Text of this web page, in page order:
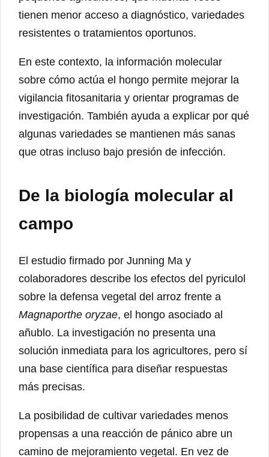
tienen menor acceso a diagnóstico, variedades
resistentes o tratamientos oportunos.
En este contexto, la información molecular
sobre cómo actúa el hongo permite mejorar la
vigilancia fitosanitaria y orientar programas de
investigación. También ayuda a explicar por qué
algunas variedades se mantienen más sanas
que otras incluso bajo presión de infección.
De la biología molecular al
campo
El estudio firmado por Junning Ma y
colaboradores describe los efectos del pyriculol
sobre la defensa vegetal del arroz frente a
Magnaporthe oryzae, el hongo asociado al
añublo. La investigación no presenta una
solución inmediata para los agricultores, pero sí
una base científica para diseñar respuestas
más precisas.
La posibilidad de cultivar variedades menos
propensas a una reacción de pánico abre un
camino de mejoramiento vegetal. En vez de